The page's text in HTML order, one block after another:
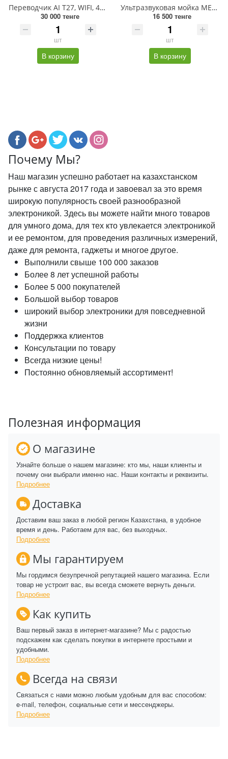
Переводчик AI T27, WIFI, 4G, Android 7, 2/16 ГБ, 160/17 языков, 1500 мАч
30 000 тенге
шт
В корзину
Ультразвуковая мойка MECHANIC IClean-E08P, 80W
16 500 тенге
шт
В корзину
Почему Мы?
Наш магазин успешно работает на казахстанском
рынке с августа 2017 года и завоевал за это время
широкую популярность своей разнообразной
электроникой. Здесь вы можете найти много товаров
для умного дома, для тех кто увлекается электроникой
и ее ремонтом, для проведения различных измерений,
даже для ремонта, гаджеты и многое другое.
Выполнили свыше 100 000 заказов
Более 8 лет успешной работы
Более 5 000 покупателей
Большой выбор товаров
широкий выбор электроники для повседневной
жизни
Поддержка клиентов
Консультации по товару
Всегда низкие цены!
Постоянно обновляемый ассортимент!
Полезная информация
О магазине
Узнайте больше о нашем магазине: кто мы, наши клиенты и
почему они выбрали именно нас. Наши контакты и реквизиты.
Подробнее
Доставка
Доставим ваш заказ в любой регион Казахстана, в удобное
время и день. Работаем для вас, без выходных.
Подробнее
Мы гарантируем
Мы гордимся безупречной репутацией нашего магазина. Если
товар не устроит вас, вы всегда сможете вернуть деньги.
Подробнее
Как купить
Ваш первый заказ в интернет-магазине? Мы с радостью
подскажем как сделать покупки в интернете простыми и
удобными.
Подробнее
Всегда на связи
Связаться с нами можно любым удобным для вас способом:
e-mail, телефон, социальные сети и мессенджеры.
Подробнее